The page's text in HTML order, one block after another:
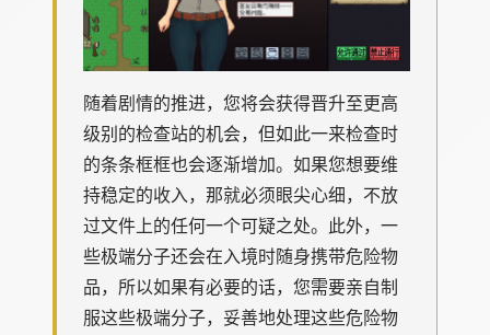
随着剧情的推进，您将会获得晋升至更高
级别的检查站的机会，但如此一来检查时
的条条框框也会逐渐增加。如果您想要维
持稳定的收入，那就必须眼尖心细，不放
过文件上的任何一个可疑之处。此外，一
些极端分子还会在入境时随身携带危险物
品，所以如果有必要的话，您需要亲自制
服这些极端分子，妥善地处理这些危险物